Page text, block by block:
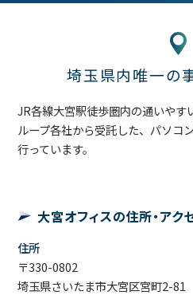
埼玉県内唯一の
JR各線大宮駅徒歩圏内の通いやす
ループ各社から受託した、パソコ
行っています。
大宮オフィスの住所・アク
住所
〒330-0802
埼玉県さいたま市大宮区宮町2-